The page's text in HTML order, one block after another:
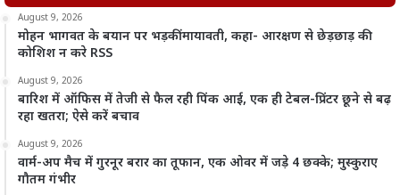
August 9, 2026
मोहन भागवत के बयान पर भड़कीं मायावती, कहा- आरक्षण से छेड़छाड़ की
कोशिश न करे RSS
August 9, 2026
बारिश में ऑफिस में तेजी से फैल रही पिंक आई, एक ही टेबल-प्रिंटर छूने से बढ़
रहा खतरा; ऐसे करें बचाव
August 9, 2026
वार्म-अप मैच में गुरनूर बरार का तूफान, एक ओवर में जड़े 4 छक्के; मुस्कुराए
गौतम गंभीर